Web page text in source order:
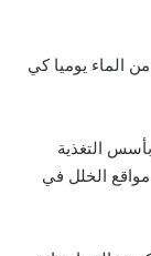
الماء يوميا كي
التغذية
الخلل في